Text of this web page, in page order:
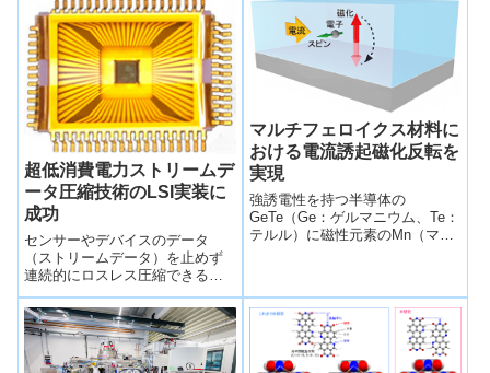
替わる分子...
超低消費電力ストリームデ
ータ圧縮技術のLSI実装に
成功
センサーやデバイスのデータ
（ストリームデータ）を止めず
連続的にロスレス圧縮できる技
術「LCA-DLT」を、LSIに実装す
ることに成功、IoT向け小型コン
ピューター用の圧縮アクセラレ
ーターとして従来比1／30の超低
消費電力を実現した。
マルチフェロイクス材料に
おける電流誘起磁化反転を
実現
強誘電性を持つ半導体の
GeTe（Ge：ゲルマニウム、Te：
テルル）に磁性元素のMn（マン
タイン効果により、磁化が反転
する現象を観測した。